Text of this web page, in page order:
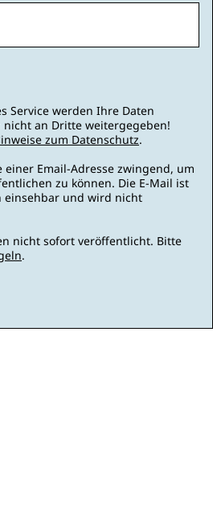
Service werden Ihre Daten
an Dritte weitergegeben!
zum Datenschutz.
Email-Adresse zwingend, um
zu können. Die E-Mail ist
einsehbar und wird nicht
nicht sofort veröffentlicht. Bitte
.